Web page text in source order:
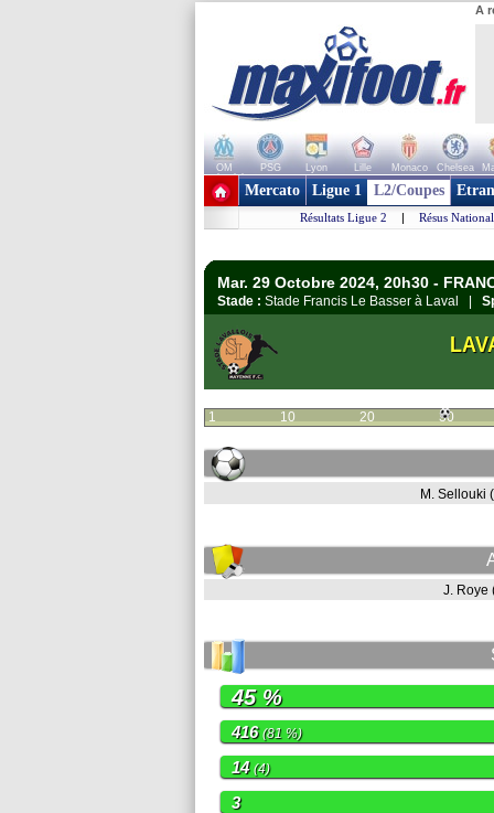
A
OM PSG Lyon Lille Monaco Chelsea
+ de clubs
Mercato Ligue 1 L2/Coupes
Résultats Ligue 2 | Résus National
Mar. 29 Octobre 2024, 20h30 -
Stade : Stade Francis Le Basser à Laval |
1 10 20 30
M. Sellouki
J. Roye
45 %
416(81 %)
14 (4)
3